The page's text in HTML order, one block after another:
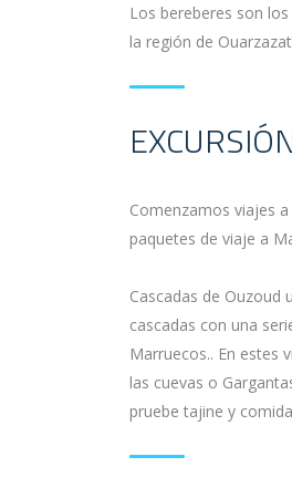
Los bereberes son
la región de
Comenzamos viajes
paquetes de viaje a
Cascadas de Ouzoud
cascadas con una
Marruecos.. En estes
las cuevas o
pruebe tajine y